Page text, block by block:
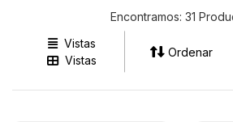
Encontramos: 31
Vistas
Vistas
Ordenar